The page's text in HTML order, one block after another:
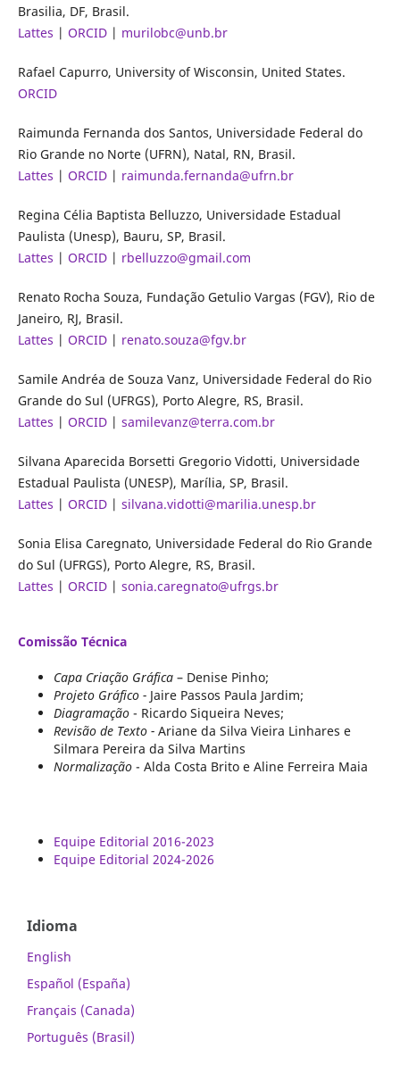
Brasilia, DF, Brasil.
Lattes | ORCID| murilobc@unb.br
Rafael Capurro, University of Wisconsin, United States.
ORCID
Raimunda Fernanda dos Santos, Universidade Federal do
Rio Grande no Norte (UFRN), Natal, RN, Brasil.
Lattes | ORCID| raimunda.fernanda@ufrn.br
Regina Célia Baptista Belluzzo, Universidade Estadual
Paulista (Unesp), Bauru, SP, Brasil.
Lattes | ORCID| rbelluzzo@gmail.com
Renato Rocha Souza, Fundação Getulio Vargas (FGV), Rio de
Janeiro, RJ, Brasil.
Lattes | ORCID| renato.souza@fgv.br
Samile Andréa de Souza Vanz, Universidade Federal do Rio
Grande do Sul (UFRGS), Porto Alegre, RS, Brasil.
Lattes | ORCID| samilevanz@terra.com.br
Silvana Aparecida Borsetti Gregorio Vidotti, Universidade
Estadual Paulista (UNESP), Marília, SP, Brasil.
Lattes | ORCID| silvana.vidotti@marilia.unesp.br
Sonia Elisa Caregnato, Universidade Federal do Rio Grande
do Sul (UFRGS), Porto Alegre, RS, Brasil.
Lattes | ORCID| sonia.caregnato@ufrgs.br
Comissão Técnica
Capa Criação Gráfica– Denise Pinho;
Projeto Gráfico - Jaire Passos Paula Jardim;
Diagramação- Ricardo Siqueira Neves;
Revisão de Texto - Ariane da Silva Vieira Linhares e
Silmara Pereira da Silva Martins
Normalização- Alda Costa Brito e Aline Ferreira Maia
Equipe Editorial 2016-2023
Equipe Editorial 2024-2026
Idioma
English
Español (España)
Français (Canada)
Português (Brasil)